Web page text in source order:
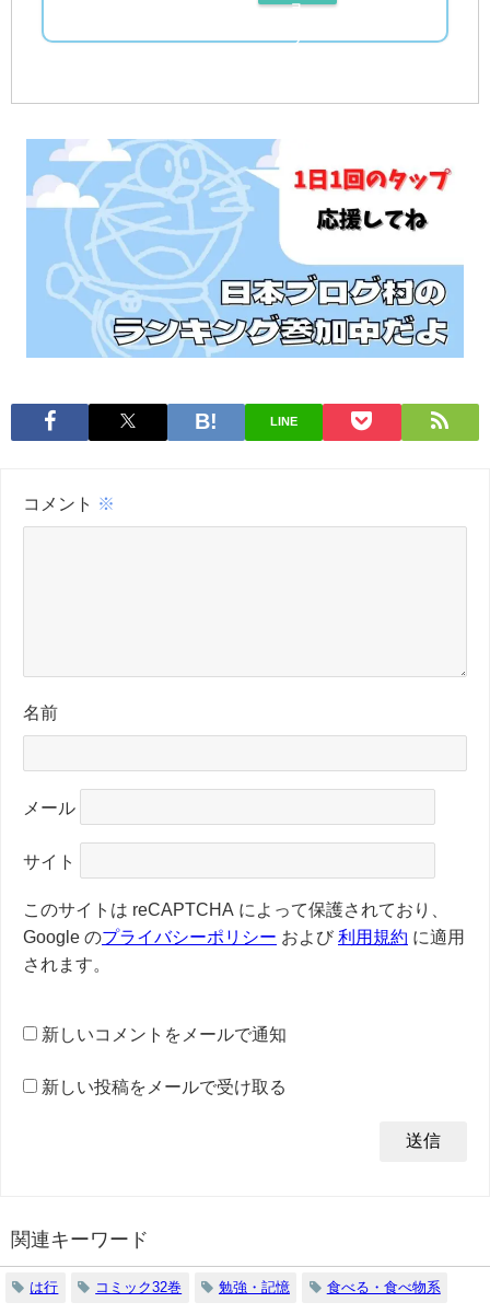
ョ
ッ
ン
で
読
LINE
コメント ※
名前
メール
サイト
このサイトは reCAPTCHA によって保護されており、
Google のプライバシーポリシー および 利用規約 に適用
されます。
新しいコメントをメールで通知
新しい投稿をメールで受け取る
関連キーワード
は行 コミック32巻 勉強・記憶 食べる・食べ物系